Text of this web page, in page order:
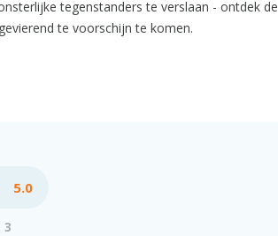
tegenstanders te verslaan - ontdek de
te voorschijn te komen.
5.0